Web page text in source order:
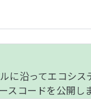
に沿ってエコシス
コードを公開し